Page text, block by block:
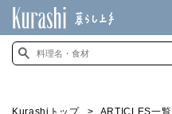
Kurashiトップ ARTICLES一覧